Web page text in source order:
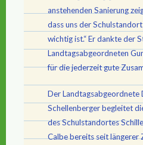
anstehenden Sanierung
dass uns der
wichtig ist.“ Er dankte der
Landtagsabgeordneten
für die jederzeit gute
Der Landtagsabgeordnete
Schellenberger begleitet
des Schulstandortes
Calbe bereits seit längerer